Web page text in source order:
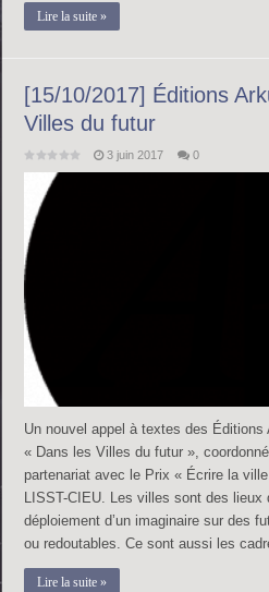
Lire la suite »
[15/10/2017] Éditions
Villes du futur
3 juin 2017 0
Un nouvel appel à textes des Éditions
« Dans les Villes du futur »,
partenariat avec le Prix « Écrire la
LISST-CIEU. Les villes sont des lieux
déploiement d’un imaginaire sur des
ou redoutables. Ce sont aussi les
Lire la suite »